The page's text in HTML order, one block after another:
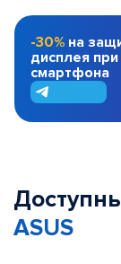
-30% на
дисплея
смартфона
ASUS